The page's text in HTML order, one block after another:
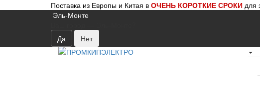
Поставка из Европы и Китая в ОЧЕНЬ КОРОТКИЕ СРОКИ для
Эль-Монте